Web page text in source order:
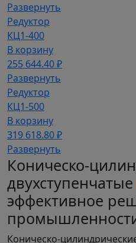
Развернуть
Редуктор
КЦ1-400
В корзину
255 644.40 ₽
Развернуть
Редуктор
КЦ1-500
В корзину
319 618.80 ₽
Развернуть
Коническо-
двухступенчатые
эффективное
Коническо-